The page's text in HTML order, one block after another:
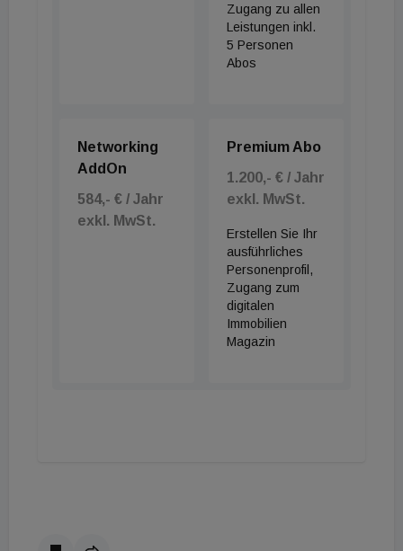
Zugang zu allen
Leistungen inkl.
5 Personen
Abos
Networking
AddOn
584,- € / Jahr
exkl. MwSt.
Premium Abo
1.200,- € / Jahr
exkl. MwSt.
Erstellen Sie Ihr
ausführliches
Personenprofil,
Zugang zum
digitalen
Immobilien
Magazin